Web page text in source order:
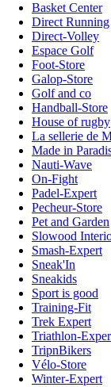
Basket Center
Direct Running
Direct-Volley
Espace Golf
Foot-Store
Galop-Store
Golf and co
Handball-Store
House of rugby
La sellerie de
Made in
Nauti-Wave
On-Fight
Padel-Expert
Pecheur-Store
Pet and Garden
Slowood
Smash-Expert
Sneak'In
Sneakids
Sport is good
Training-Fit
Trek Expert
Triathlon-
TripnBikers
Vélo-Store
Winter-Expert